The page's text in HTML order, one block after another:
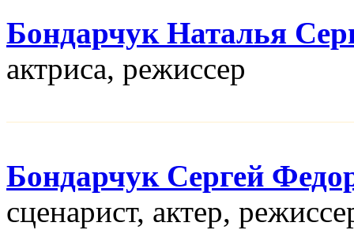
Бондарчук Наталья
актриса, режисcер
Бондарчук Сергей
сценарист, актер,